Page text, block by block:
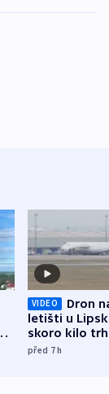
VIDEO
Dron
letišti u
skoro kilo
indicie
před 7h